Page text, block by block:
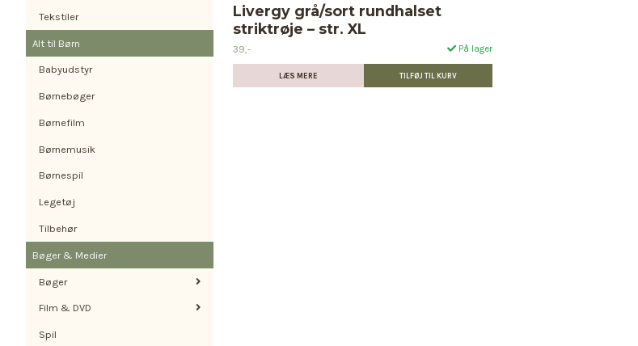
Tekstiler
Alt til Børn
Babyudstyr
Børnebøger
Børnefilm
Børnemusik
Børnespil
Legetøj
Tilbehør
Bøger & Medier
Bøger
Film & DVD
Spil
Livergy grå/sort rundhalset
striktrøje – str. XL
39,- På lager
LÆS MERE